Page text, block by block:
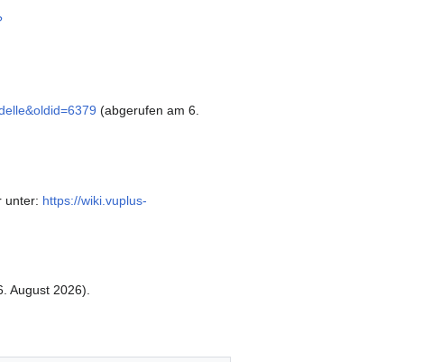
(abgerufen am 6.
unter: https://wiki.vuplus-
August 2026).